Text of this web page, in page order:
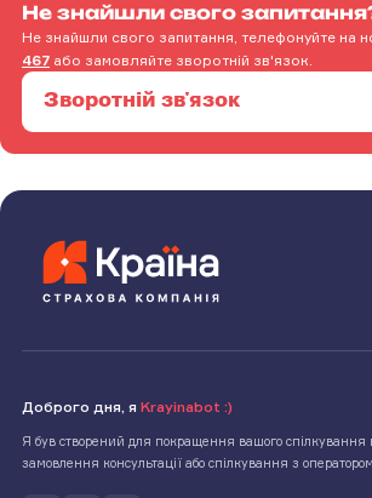
Не знайшли свого
Не знайшли свого запитання, телефонуйте на
467 або замовляйте зворотній зв'язок.
Зворотній зв'язок
Доброго дня, я Krayinabot :)
Я був створений для покращення вашого
замовлення консультації або спілкування з